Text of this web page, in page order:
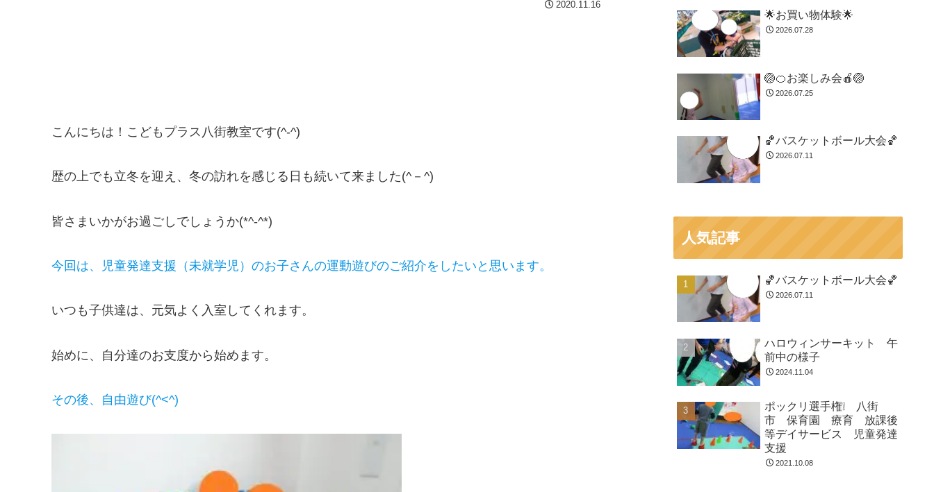
2020.11.16
こんにちは！こどもプラス八街教室です(^-^)
歴の上でも立冬を迎え、冬の訪れを感じる日も続いて来ました(^－^)
皆さまいかがお過ごしでしょうか(*^-^*)
今回は、児童発達支援（未就学児）のお子さんの運動遊びのご紹介をしたいと思います。
いつも子供達は、元気よく入室してくれます。
始めに、自分達のお支度から始めます。
その後、自由遊び(^<^)
🌟お買い物体験🌟
2026.07.28
🏐🍊お楽しみ会🍎🏐
2026.07.25
🏀バスケットボール大会🏀
2026.07.11
人気記事
🏀バスケットボール大会🏀
2026.07.11
ハロウィンサーキット 午
前中の様子
2024.11.04
ポックリ選手権❕ 八街
市 保育園 療育 放課後
等デイサービス 児童発達
支援
2021.10.08